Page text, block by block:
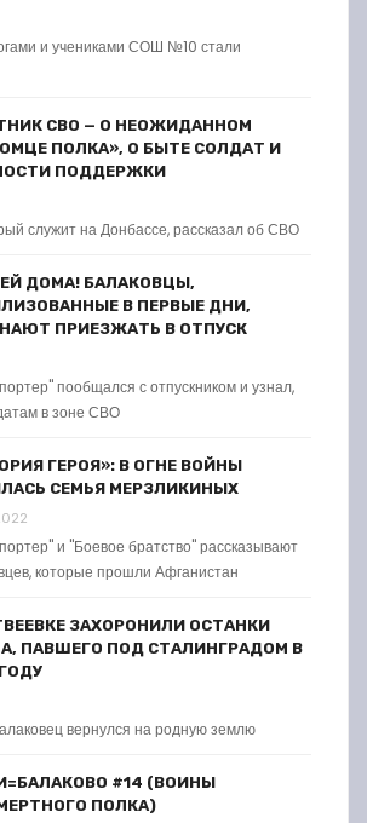
и учениками СОШ №10 стали
СВО — О НЕОЖИДАННОМ
ПОЛКА», О БЫТЕ СОЛДАТ И
ПОДДЕРЖКИ
служит на Донбассе, рассказал об СВО
ДОМА! БАЛАКОВЦЫ,
В ПЕРВЫЕ ДНИ,
ПРИЕЗЖАТЬ В ОТПУСК
пообщался с отпускником и узнал,
в зоне СВО
ГЕРОЯ»: В ОГНЕ ВОЙНЫ
СЕМЬЯ МЕРЗЛИКИНЫХ
и "Боевое братство" рассказывают
которые прошли Афганистан
ЗАХОРОНИЛИ ОСТАНКИ
ПАВШЕГО ПОД СТАЛИНГРАДОМ В
вернулся на родную землю
#14 (ВОИНЫ
ПОЛКА)